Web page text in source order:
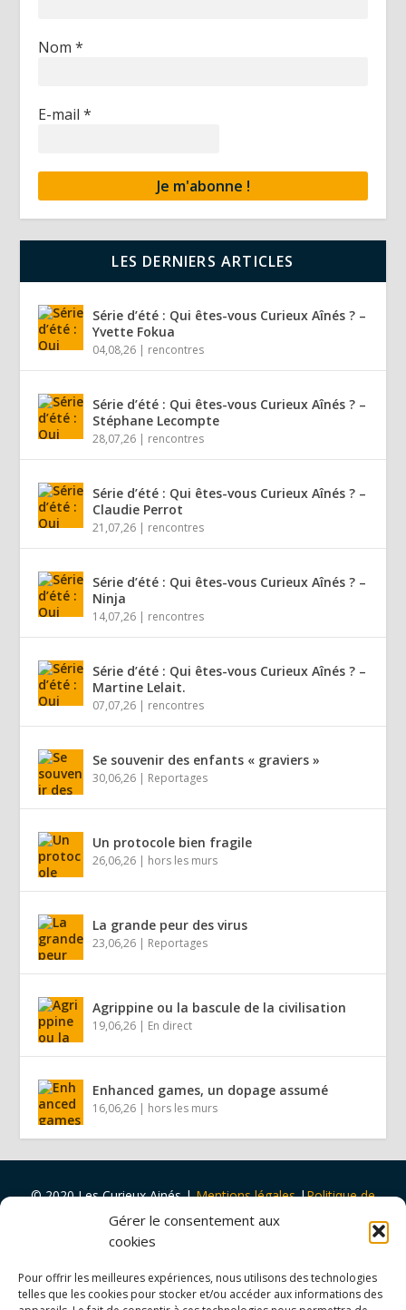
Gérer le consentement aux
cookies
Pour offrir les meilleures expériences, nous utilisons des technologies
telles que les cookies pour stocker et/ou accéder aux informations des
Nom*
E-mail*
LES DERNIERS ARTICLES
Série d’été : Qui êtes-vous Curieux Aînés ? –
Yvette Fokua
04,08,26 | rencontres
Série d’été : Qui êtes-vous Curieux Aînés ? –
Stéphane Lecompte
28,07,26 | rencontres
Série d’été : Qui êtes-vous Curieux Aînés ? –
Claudie Perrot
21,07,26 | rencontres
Série d’été : Qui êtes-vous Curieux Aînés ? –
Ninja
14,07,26 | rencontres
Série d’été : Qui êtes-vous Curieux Aînés ? –
Martine Lelait.
07,07,26 | rencontres
Se souvenir des enfants « graviers »
30,06,26 | Reportages
Un protocole bien fragile
26,06,26 | hors les murs
La grande peur des virus
23,06,26 | Reportages
Agrippine ou la bascule de la civilisation
19,06,26 | En direct
Enhanced games, un dopage assumé
16,06,26 | hors les murs
© 2020 Les Curieux Ainés |Mentions légales |Politique de
cookies |Design parTapa Idée
Projet porté par Vers Volant
Ville de Rouen